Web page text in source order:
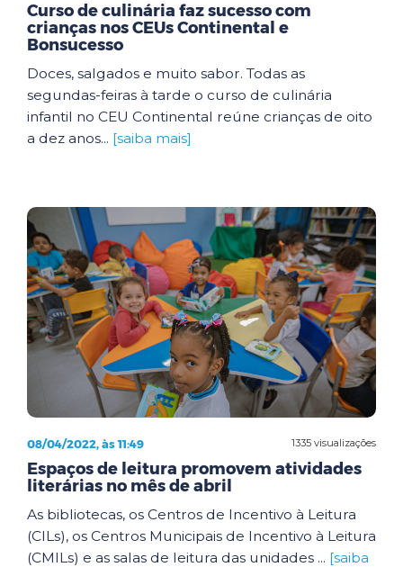
Curso de culinária faz sucesso com
crianças nos CEUs Continental e
Bonsucesso
Doces, salgados e muito sabor. Todas as
segundas-feiras à tarde o curso de culinária
infantil no CEU Continental reúne crianças de oito
a dez anos... [saiba mais]
1335 visualizações
08/04/2022, às 11:49
Espaços de leitura promovem atividades
literárias no mês de abril
As bibliotecas, os Centros de Incentivo à Leitura
(CILs), os Centros Municipais de Incentivo à Leitura
(CMILs) e as salas de leitura das unidades ... [saiba